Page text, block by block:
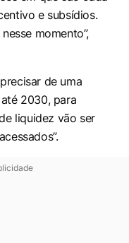
e subsídios.
momento”,
de uma
2030, para
liquidez vão ser